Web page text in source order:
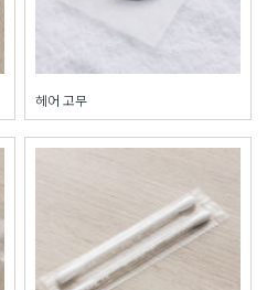
헤어 고무